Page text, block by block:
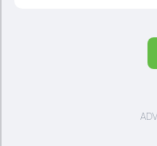
दौड़ से बाहर हैं। आगामी सीरीज
टीम में शामिल किया जाएगा,